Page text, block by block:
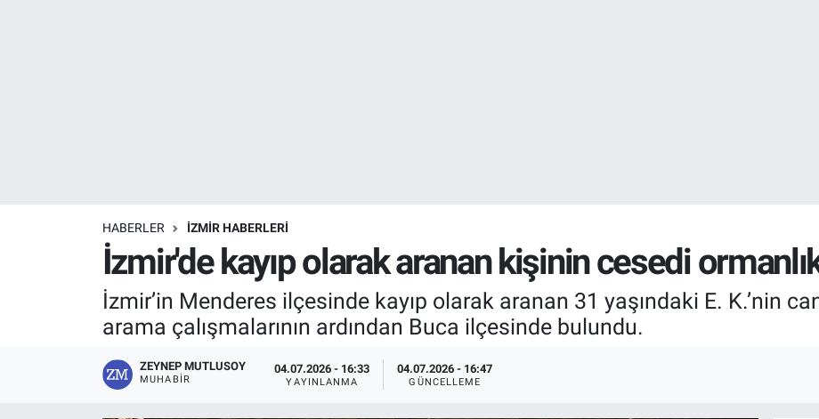
HABERLER İZMİR HABERLERİ
İzmir'de kayıp olarak aranan kişinin cesedi
İzmir’in Menderes ilçesinde kayıp olarak aranan 31 yaşındaki E. K.’nin
arama çalışmalarının ardından Buca ilçesinde bulundu.
ZEYNEP MUTLUSOY
MUHABIR
04.07.2026 - 16:33
YAYINLANMA
04.07.2026 - 16:47
GÜNCELLEME